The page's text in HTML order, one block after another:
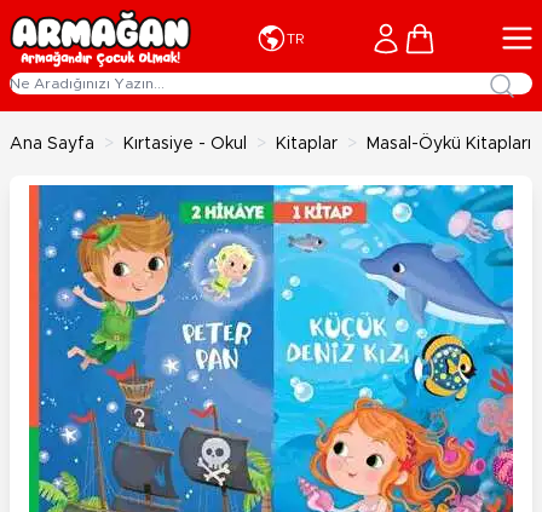
İçeriğe geç
TR Cart
Ana Sayfa > Kırtasiye - Okul > Kitaplar > Masal-Öykü Kitapları